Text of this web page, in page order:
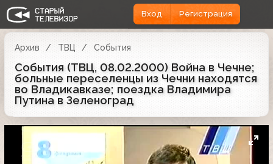
Вход Регистрация
Архив ТВЦ События
События (ТВЦ, 08.02.2000) Война в Чечне;
больные переселенцы из Чечни находятся
во Владикавказе; поездка Владимира
Путина в Зеленоград